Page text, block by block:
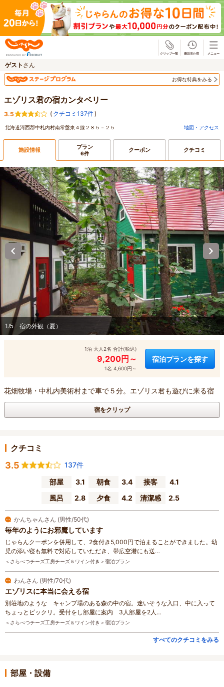
ゲスト さん
お得な特典をみる
エゾリス君の宿カンタベリー
3.5 ( クチコミ137件)
北海道河西郡中札内村南常盤東４線２８５－２５ 地図・アクセス
施設情報 プラン
6件 クーポン クチコミ
1/5 宿の外観（夏）
1泊 大人2名 合計(税込)
9,200円～
1名 4,600円～
宿泊プランを探す
花畑牧場・中札内美術村まで車で５分。エゾリス君も遊びに来る宿
宿をクリップ
クチコミ
3.5
137件
部屋
3.1 朝食 3.4 接客
4.1
風呂
2.8 夕食 4.2 清潔感 2.5
かんちゃんさん (男性/50代)
毎年のようにお邪魔しています
じゃらんクーポンを併用して、2食付き5,000円で泊まることができました。幼
児の添い寝も無料で対応していただき、帯広空港にも送…
＜さらべつチーズ工房チーズ＆ワイン付き＞宿泊プラン
わんさん (男性/70代)
エゾリスに本当に会える宿
別荘地のような キャンプ場のある森の中の宿。迷いそうな入口、中に入って
ちょっとビックリ。受付をし部屋に案内 3人部屋を2人…
＜さらべつチーズ工房チーズ＆ワイン付き＞宿泊プラン
すべてのクチコミをみる
部屋・設備